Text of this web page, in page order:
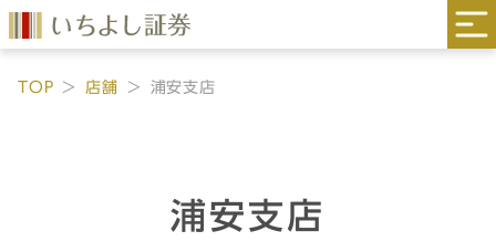
TOP 店舗 浦安支店
浦安支店